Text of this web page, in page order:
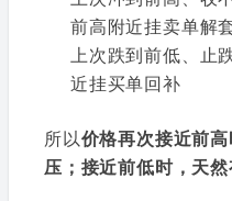
前高附近挂卖单解
上次跌到前低、止
近挂买单回补
所以价格再次接近前
压；接近前低时，天